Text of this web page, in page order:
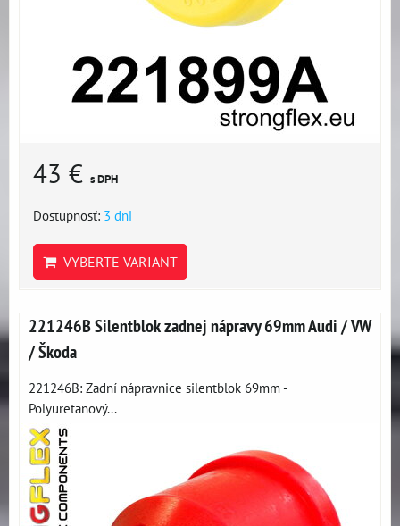
43 € s DPH
Dostupnosť: 3 dni
VYBERTE VARIANT
221246B Silentblok zadnej nápravy 69mm Audi / VW
/ Škoda
221246B: Zadní nápravnice silentblok 69mm -
Polyuretanový...